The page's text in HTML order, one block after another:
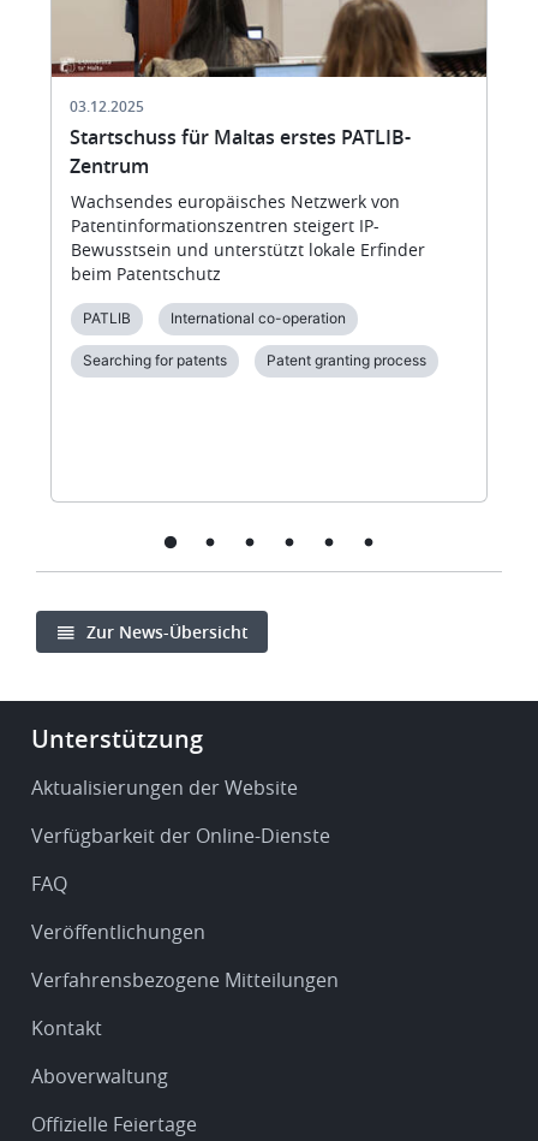
03.12.2025
Startschuss für Maltas erstes PATLIB-
Zentrum
Wachsendes europäisches Netzwerk von
Patentinformationszentren steigert IP-
Bewusstsein und unterstützt lokale Erfinder
beim Patentschutz
PATLIB International co-operation
Searching for patents Patent granting process
Zur News-Übersicht
Footer
Service
support
Unterstützung
Aktualisierungen der Website
Verfügbarkeit der Online-Dienste
FAQ
Veröffentlichungen
Verfahrensbezogene Mitteilungen
Kontakt
Aboverwaltung
Offizielle Feiertage